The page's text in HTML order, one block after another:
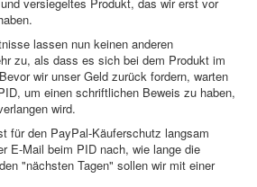
lassen nun keinen anderen
zu, als dass es sich bei dem Produkt im
wir unser Geld zurück fordern, warten
um einen schriftlichen Beweis zu haben,
wird.
für den PayPal-Käuferschutz langsam
E-Mail beim PID nach, wie lange die
"nächsten Tagen" sollen wir mit einer